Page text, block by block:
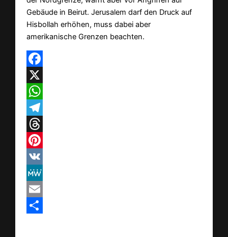
Gebäude in Beirut. Jerusalem darf den Druck auf
Hisbollah erhöhen, muss dabei aber
amerikanische Grenzen beachten.
Facebook
X
WhatsApp
Telegram
Threads
Pinterest
VK
MeWe
Email